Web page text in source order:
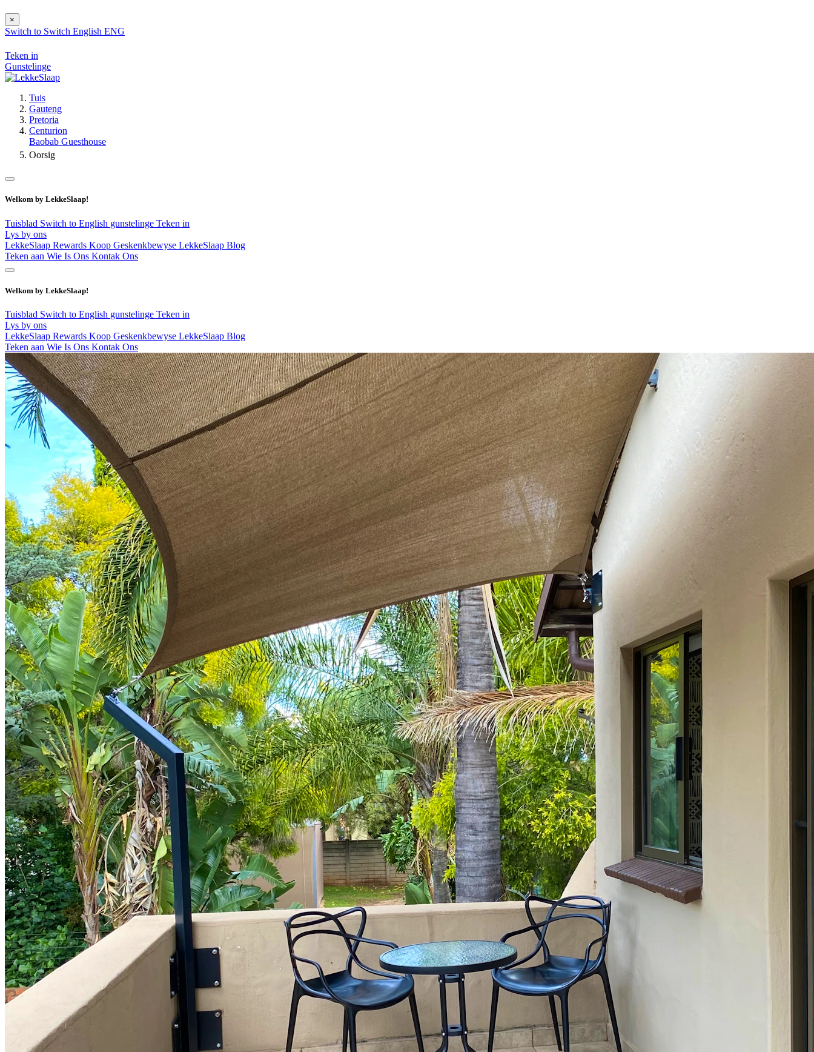
×
Switch to Switch English ENG
Teken in
Gunstelinge
Tuis
Gauteng
Pretoria
Centurion
Baobab Guesthouse
Oorsig
Welkom by LekkeSlaap!
Tuisblad Switch to English gunstelinge Teken in
Lys by ons
LekkeSlaap Rewards Koop Geskenkbewyse LekkeSlaap Blog
Teken aan Wie Is Ons Kontak Ons
Welkom by LekkeSlaap!
Tuisblad Switch to English gunstelinge Teken in
Lys by ons
LekkeSlaap Rewards Koop Geskenkbewyse LekkeSlaap Blog
Teken aan Wie Is Ons Kontak Ons